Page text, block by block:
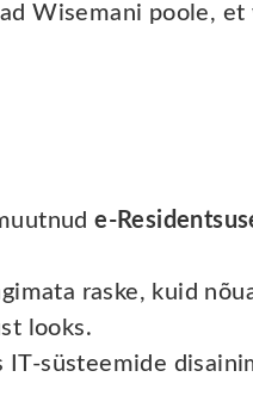
Wisemani poole,
e-
raske, kuid
looks.
süsteemide